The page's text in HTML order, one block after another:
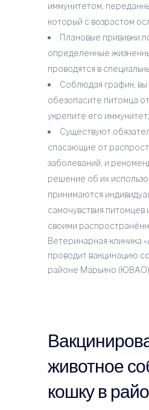
иммунитетом,
который с возрастом
Плановые прививки
определенные
проводятся в
Соблюдая график, вы
обезопасите питомца
укрепите его иммунитет;
Существуют
спасающие от
заболеваний, и
решение об их
принимаются
самочувствия питомцев
своими
Ветеринарная клиника
проводит вакцинацию
районе Марьино (ЮВАО).
животное
кошку в